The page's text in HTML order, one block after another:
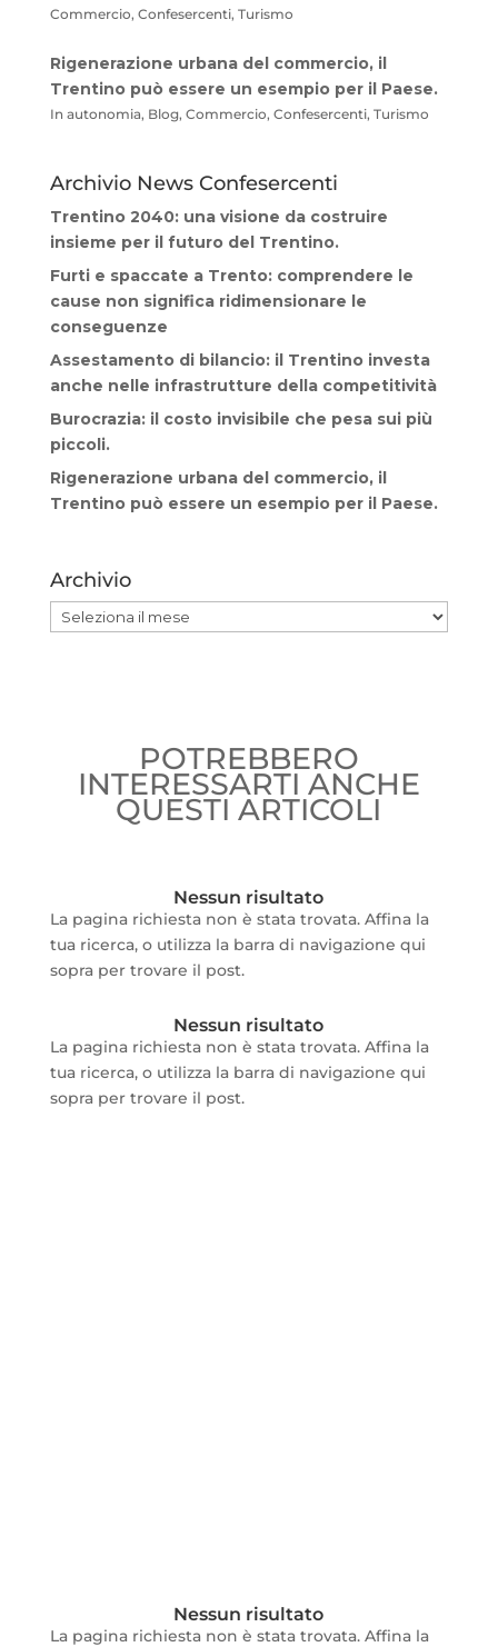
Commercio, Confesercenti, Turismo
Rigenerazione urbana del commercio, il
Trentino può essere un esempio per il Paese.
In autonomia, Blog, Commercio, Confesercenti, Turismo
Archivio News Confesercenti
Trentino 2040: una visione da costruire
insieme per il futuro del Trentino.
Furti e spaccate a Trento: comprendere le
cause non significa ridimensionare le
conseguenze
Assestamento di bilancio: il Trentino investa
anche nelle infrastrutture della competitività
Burocrazia: il costo invisibile che pesa sui più
piccoli.
Rigenerazione urbana del commercio, il
Trentino può essere un esempio per il Paese.
Archivio
Archivio
POTREBBERO
INTERESSARTI ANCHE
QUESTI ARTICOLI
Nessun risultato
La pagina richiesta non è stata trovata. Affina la
tua ricerca, o utilizza la barra di navigazione qui
sopra per trovare il post.
Nessun risultato
La pagina richiesta non è stata trovata. Affina la
tua ricerca, o utilizza la barra di navigazione qui
sopra per trovare il post.
Nessun risultato
La pagina richiesta non è stata trovata. Affina la